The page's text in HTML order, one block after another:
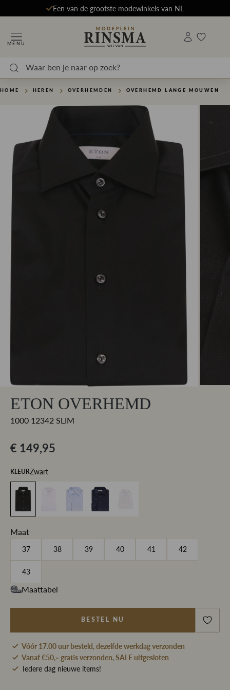
Een van de grootste modewinkels van NL
MENU
HOME HEREN OVERHEMDEN OVERHEMD LANGE MOUWEN
ETON OVERHEMD
1000 12342 SLIM
€ 149,95
KLEURZwart
Maat
37 38 39 40 41 42
43
Maattabel
BESTEL NU
Vóór 17.00 uur besteld, dezelfde werkdag verzonden
Vanaf €50,- gratis verzonden, SALE uitgesloten
Iedere dag nieuwe items!